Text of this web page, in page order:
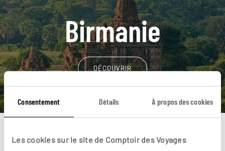
Consentement Détails À propos des cookies
Les cookies sur le site de Comptoir des Voyages
Birmanie
DÉCOUVRIR